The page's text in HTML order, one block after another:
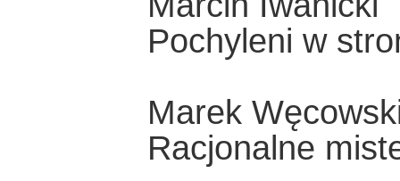
Pochyleni w
Marek
Racjonalne